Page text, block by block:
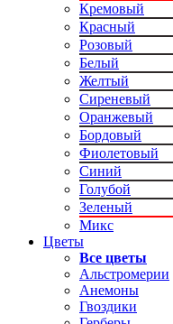
Кремовый
Красный
Розовый
Белый
Желтый
Сиреневый
Оранжевый
Бордовый
Фиолетовый
Синий
Голубой
Зеленый
Микс
Цветы
Все цветы
Альстромерии
Анемоны
Гвоздики